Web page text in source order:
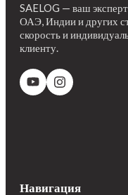
SAELOG — ваш
ОАЭ, Индии и других
скорость и
клиенту.
Навигация